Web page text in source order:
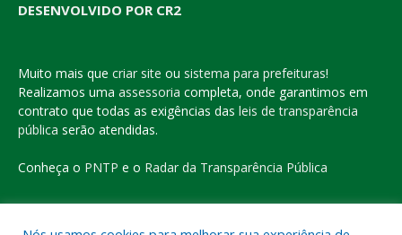
DESENVOLVIDO POR CR2
Muito mais que criar site ou sistema para prefeituras!
Realizamos uma assessoria completa, onde garantimos em
contrato que todas as exigências das leis de transparência
pública serão atendidas.
Conheça o PNTP e o Radar da Transparência Pública